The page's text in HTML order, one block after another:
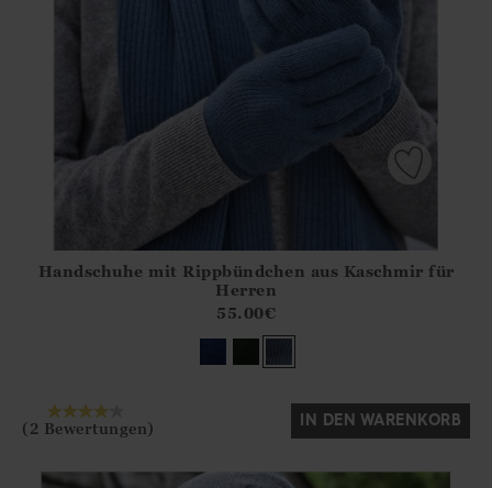
?? ""
Ja Nein
Handschuhe mit Rippbündchen aus Kaschmir für
Herren
55.00€
(2 Bewertungen) IN DEN WARENKORB